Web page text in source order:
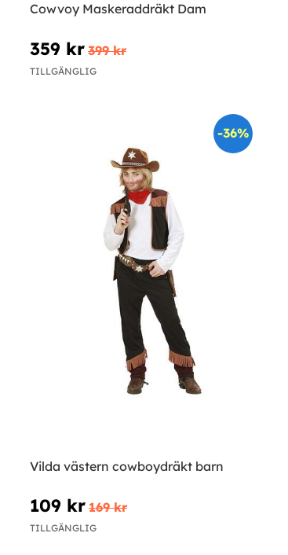
Cowvoy Maskeraddräkt Dam
359 kr 399 kr
TILLGÄNGLIG
-36%
Vilda västern cowboydräkt barn
109 kr 169 kr
TILLGÄNGLIG